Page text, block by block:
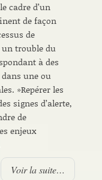
cadre d’un
de façon
de
un trouble du
à des
une ou
»Repérer les
signes d’alerte,
de
enjeux
Voir la suite…